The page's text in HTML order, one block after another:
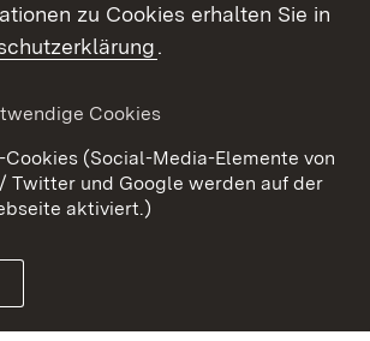
Datenschutz
Barrierefreiheit
Cookies
zu Cookies erhalten Sie in
.
Cookies
(Social-Media-Elemente von
Twitter und Google werden auf der
aktiviert.)